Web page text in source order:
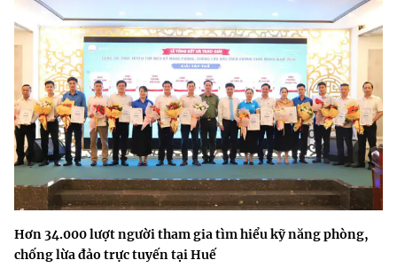
Hơn 34.000 lượt người tham gia tìm hiểu kỹ năng phòng,
chống lừa đảo trực tuyến tại Huế